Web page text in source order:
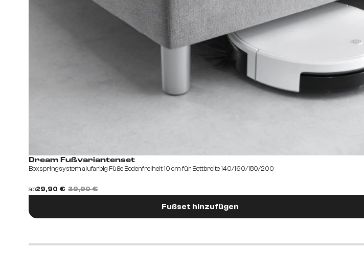
Dream Fußvariantenset
Boxspringsystem alufarbig Füße Bodenfreiheit 10 cm für Bettbreite 140/160/180/200
ab29,90 € 39,90 €
Fußset hinzufügen